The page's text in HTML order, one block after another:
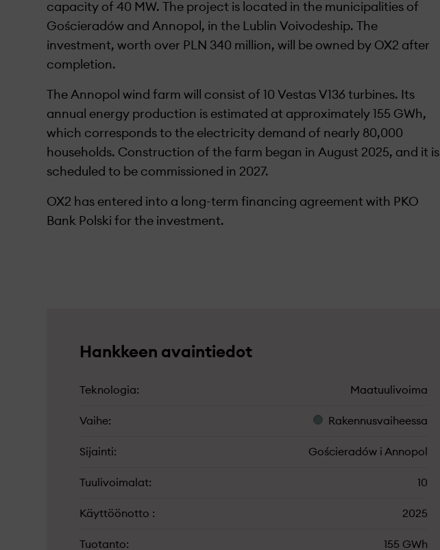
capacity of 40 MW. The project is located in the municipalities of
Gościeradów and Annopol , in the Lublin Voivodeship. The
investment, worth over PLN 340 million, will be owned by OX2 after
completion.
The Annopol wind farm will consist of 10 Vestas V136 turbines. Its
annual energy production is estimated at approximately 155 GWh,
which corresponds to the electricity demand of nearly 80,000
households. Construction of the farm began in August 2025, and it is
scheduled to be commissioned in 2027.
OX2 has entered into a long-term financing agreement with PKO
Bank Polski for the investment.
Hankkeen avaintiedot
Teknologia Maatuulivoima
Vaihe Rakennusvaiheessa
Sijainti Gościeradów i Annopol
Tuulivoimalat 10
Käyttöönotto 2025
Tuotanto 155 GWh